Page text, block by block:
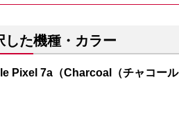
した機種・カラー
Pixel 7a（Charcoal（チャコール